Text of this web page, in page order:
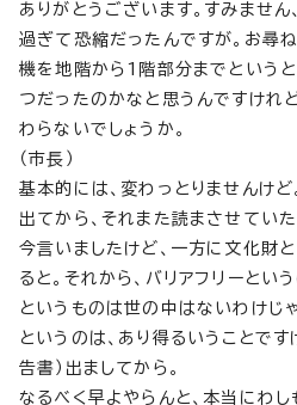
ありがとうございます。すみませ
過ぎて恐縮だったんですが。お尋
機を地階から1階部分までという
つだったのかなと思うんですけれ
わらないでしょうか。
（市長）
基本的には、変わっとりませんけど
出てから、それまた読まさせていた
今言いましたけど、一方に文化財
ると。それから、バリアフリーとい
というものは世の中はないわけじ
というのは、あり得るいうことです
告書）出ましてから。
なるべく早よやらんと、本当にわ